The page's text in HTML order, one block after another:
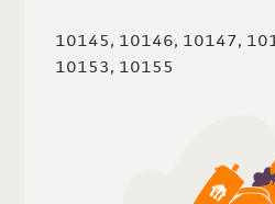
10145, 10146, 10147,
10153, 10155